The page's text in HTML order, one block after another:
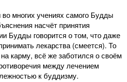
многих учениях самого Будды
насчёт принятия
Будды говорится о том, что даже
лекарства (смеется). То
карму, всё же заботился о своём
между лечением
к буддизму.